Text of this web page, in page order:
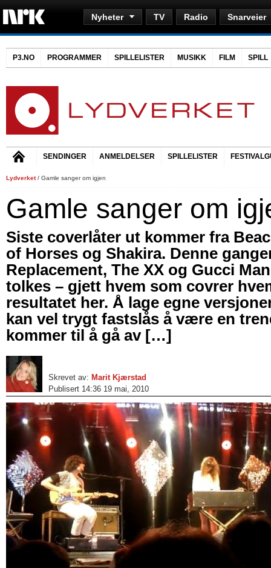
Nyheter TV Radio Snarveier
P3.NO PROGRAMMER SPILLELISTER MUSIKK FILM SPILL
SENDINGER ANMELDELSER SPILLELISTER
Lydverket/ Gamle sanger om igjen
Gamle sanger om
Siste coverlåter ut kommer fra
of Horses og Shakira. Denne
Replacement, The XX og Gucci
tolkes – gjett hvem som covrer
resultatet her. Å lage egne
kan vel trygt fastslås å være en
kommer til å gå av […]
Skrevet av: Marit Kjærstad
Publisert 14:36 19 mai, 2010